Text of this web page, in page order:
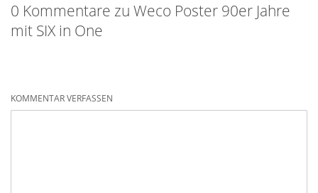
0 Kommentare zu Weco Poster 90er Jahre
mit SIX in One
KOMMENTAR VERFASSEN